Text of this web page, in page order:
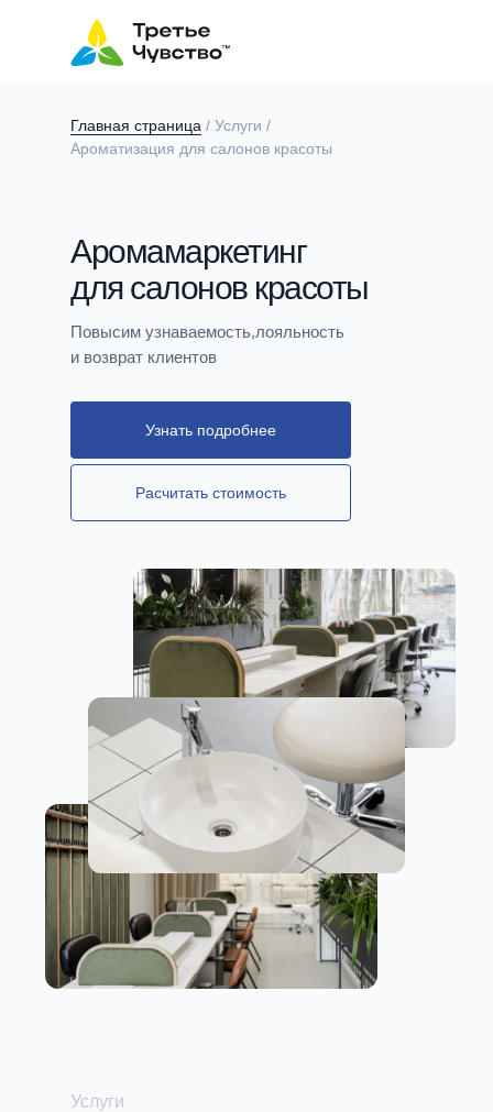
Аромамаркетинг
для салонов красоты
Повысим узнаваемость,лояльность
и возврат клиентов
Главная страница / Услуги /
Ароматизация для салонов красоты
Узнать подробнее
Расчитать стоимость
Услуги